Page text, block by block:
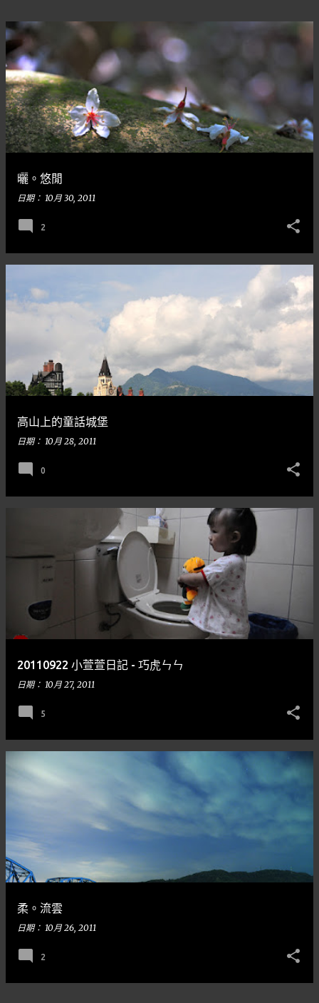
曬。悠閒
日期： 10月 30, 2011
2
高山上的童話城堡
日期： 10月 28, 2011
0
20110922 小萱萱日記 - 巧虎ㄣㄣ
日期： 10月 27, 2011
5
柔。流雲
日期： 10月 26, 2011
2